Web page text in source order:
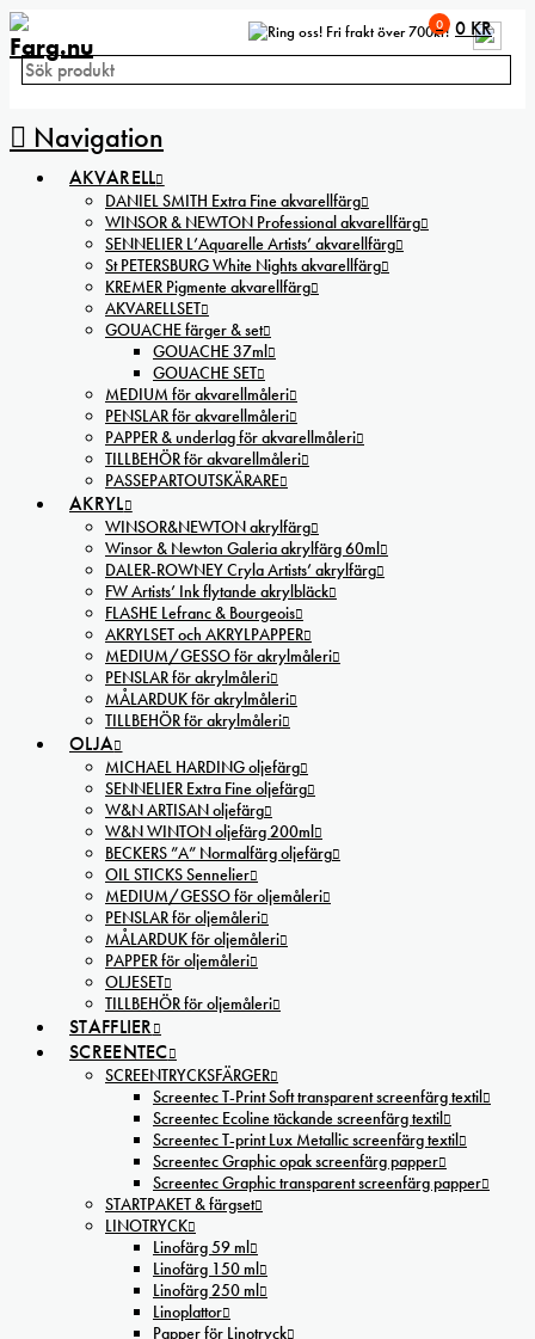
Fri frakt över 700kr!
Navigation
0 0 KR
AKVARELL
DANIEL SMITH Extra Fine akvarellfärg
WINSOR & NEWTON Professional akvarellfärg
SENNELIER L’Aquarelle Artists’ akvarellfärg
St PETERSBURG White Nights akvarellfärg
KREMER Pigmente akvarellfärg
AKVARELLSET
GOUACHE färger & set
GOUACHE 37ml
GOUACHE SET
MEDIUM för akvarellmåleri
PENSLAR för akvarellmåleri
PAPPER & underlag för akvarellmåleri
TILLBEHÖR för akvarellmåleri
PASSEPARTOUTSKÄRARE
AKRYL
WINSOR&NEWTON akrylfärg
Winsor & Newton Galeria akrylfärg 60ml
DALER-ROWNEY Cryla Artists’ akrylfärg
FW Artists’ Ink flytande akrylbläck
FLASHE Lefranc & Bourgeois
AKRYLSET och AKRYLPAPPER
MEDIUM/GESSO för akrylmåleri
PENSLAR för akrylmåleri
MÅLARDUK för akrylmåleri
TILLBEHÖR för akrylmåleri
OLJA
MICHAEL HARDING oljefärg
SENNELIER Extra Fine oljefärg
W&N ARTISAN oljefärg
W&N WINTON oljefärg 200ml
BECKERS ”A” Normalfärg oljefärg
OIL STICKS Sennelier
MEDIUM/GESSO för oljemåleri
PENSLAR för oljemåleri
MÅLARDUK för oljemåleri
PAPPER för oljemåleri
OLJESET
TILLBEHÖR för oljemåleri
STAFFLIER
SCREENTEC
SCREENTRYCKSFÄRGER
Screentec T-Print Soft transparent screenfärg textil
Screentec Ecoline täckande screenfärg textil
Screentec T-print Lux Metallic screenfärg textil
Screentec Graphic opak screenfärg papper
Screentec Graphic transparent screenfärg papper
STARTPAKET & färgset
LINOTRYCK
Linofärg 59 ml
Linofärg 150 ml
Linofärg 250 ml
Linoplattor
Papper för Linotryck